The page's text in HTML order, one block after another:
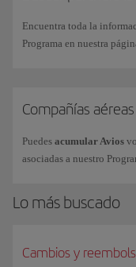
Si tienes más dudas,
Encuentra toda la
Programa en nuestra
Compañías
Puedes acumular Avios
asociadas a nuestro
Lo más buscado
Cambios y